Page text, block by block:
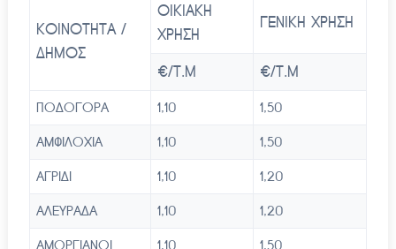
ΚΟΙΝΟΤΗΤΑ /
ΔΗΜΟΣ
ΟΙΚΙΑΚΗ
ΧΡΗΣΗ
ΓΕΝΙΚΗ ΧΡΗΣΗ
€/Τ.Μ €/Τ.Μ
ΠΟΔΟΓΟΡΑ 1,10 1,50
ΑΜΦΙΛΟΧΙΑ 1,10 1,50
ΑΓΡΙΔΙ 1,10 1,20
ΑΛΕΥΡΑΔΑ 1,10 1,20
ΑΜΟΡΓΙΑΝΟΙ 1,10 1,50